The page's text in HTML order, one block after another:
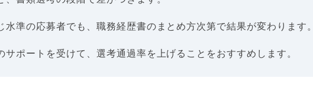
水準の応募者でも、職務経歴書のまとめ方次第で結果が変わります。
サポートを受けて、選考通過率を上げることをおすすめします。